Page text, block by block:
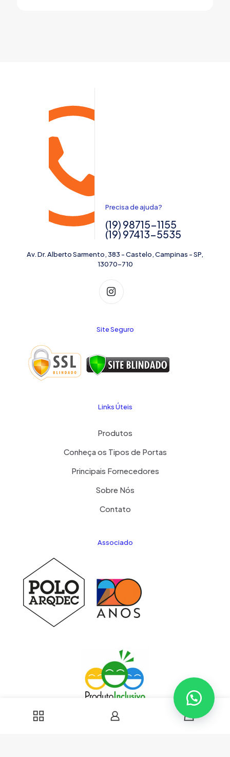
Precisa de ajuda?
(19) 98715-1155
(19) 97413-5535
Av. Dr. Alberto Sarmento, 383 - Castelo, Campinas - SP,
13070-710
Site Seguro
Links Úteis
Produtos
Conheça os Tipos de Portas
Principais Fornecedores
Sobre Nós
Contato
Associado